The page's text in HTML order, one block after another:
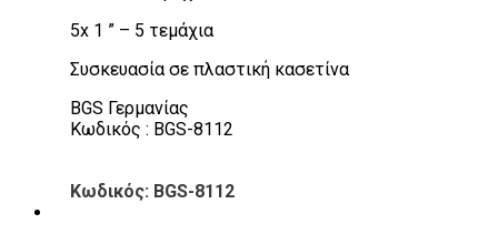
5x 1 ” – 5 τεμάχια
Συσκευασία σε πλαστική κασετίνα
BGS Γερμανίας
Κωδικός : BGS-8112
Κωδικός: BGS-8112